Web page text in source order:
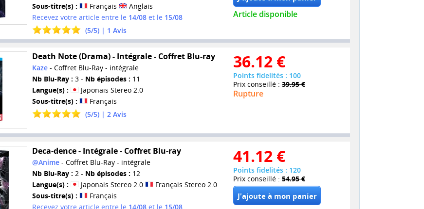
Sous-titre(s) :
Français
Anglais
Recevez votre article entre le 14/08et le 15/08
(5/5) | 1 Avis
Article disponible
Death Note (Drama) - Intégrale - Coffret Blu-ray
Kaze- Coffret Blu-Ray - intégrale
Nb Blu-Ray : 3 - Nb épisodes : 11
Langue(s) :
Japonais Stereo 2.0
Sous-titre(s) :
Français
(5/5) | 2Avis
36.12 €
Points fidelités : 100
Prix conseillé : 39.95 €
Rupture
Deca-dence - Intégrale - Coffret Blu-ray
@Anime- Coffret Blu-Ray - intégrale
Nb Blu-Ray : 2 - Nb épisodes : 12
Langue(s) :
Japonais Stereo 2.0
Français Stereo 2.0
Sous-titre(s) :
Français
Recevez votre article entre le 14/08et le 15/08
41.12 €
Points fidelités : 120
Prix conseillé : 54.95 €